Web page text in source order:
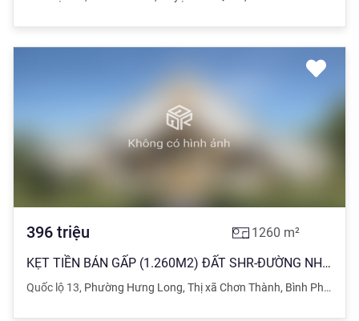
396 triệu 1260 m²
KẸT TIỀN BÁN GẤP (1.260M2) ĐẤT SHR-ĐƯỜNG NHỰA 18M -ĐIỆN 3 FA-GẦN SÁT CHỢ GIÁ CHỈ 396 TRIỆU
Quốc lộ 13, Phường Hưng Long, Thị xã Chơn Thành, Bình Phước